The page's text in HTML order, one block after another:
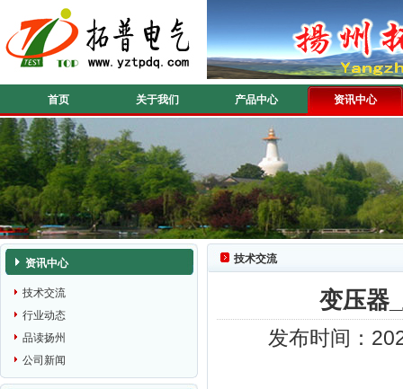
首页 关于我们 产品中心 资讯中心
资讯中心
技术交流
行业动态
品读扬州
公司新闻
技术交流
变压器
发布时间：